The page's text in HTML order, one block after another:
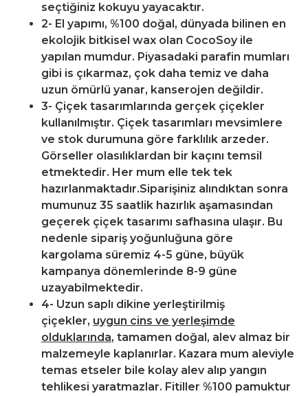
seçtiğiniz kokuyu yayacaktır.
2- El yapımı, %100 doğal, dünyada bilinen en
ekolojik bitkisel wax olan CocoSoy ile
yapılan mumdur. Piyasadaki parafin mumları
gibi is çıkarmaz, çok daha temiz ve daha
uzun ömürlü yanar, kanserojen değildir.
3- Çiçek tasarımlarında gerçek çiçekler
kullanılmıştır. Çiçek tasarımları mevsimlere
ve stok durumuna göre farklılık arzeder.
Görseller olasılıklardan bir kaçını temsil
etmektedir. Her mum elle tek tek
hazırlanmaktadır.Siparişiniz alındıktan sonra
mumunuz 35 saatlik hazırlık aşamasından
geçerek çiçek tasarımı safhasına ulaşır. Bu
nedenle sipariş yoğunluğuna göre
kargolama süremiz 4-5 güne, büyük
kampanya dönemlerinde 8-9 güne
uzayabilmektedir.
4- Uzun saplı dikine yerleştirilmiş
çiçekler, uygun cins ve yerleşimde
olduklarında, tamamen doğal, alev almaz bir
malzemeyle kaplanırlar. Kazara mum aleviyle
temas etseler bile kolay alev alıp yangın
tehlikesi yaratmazlar. Fitiller %100 pamuktur